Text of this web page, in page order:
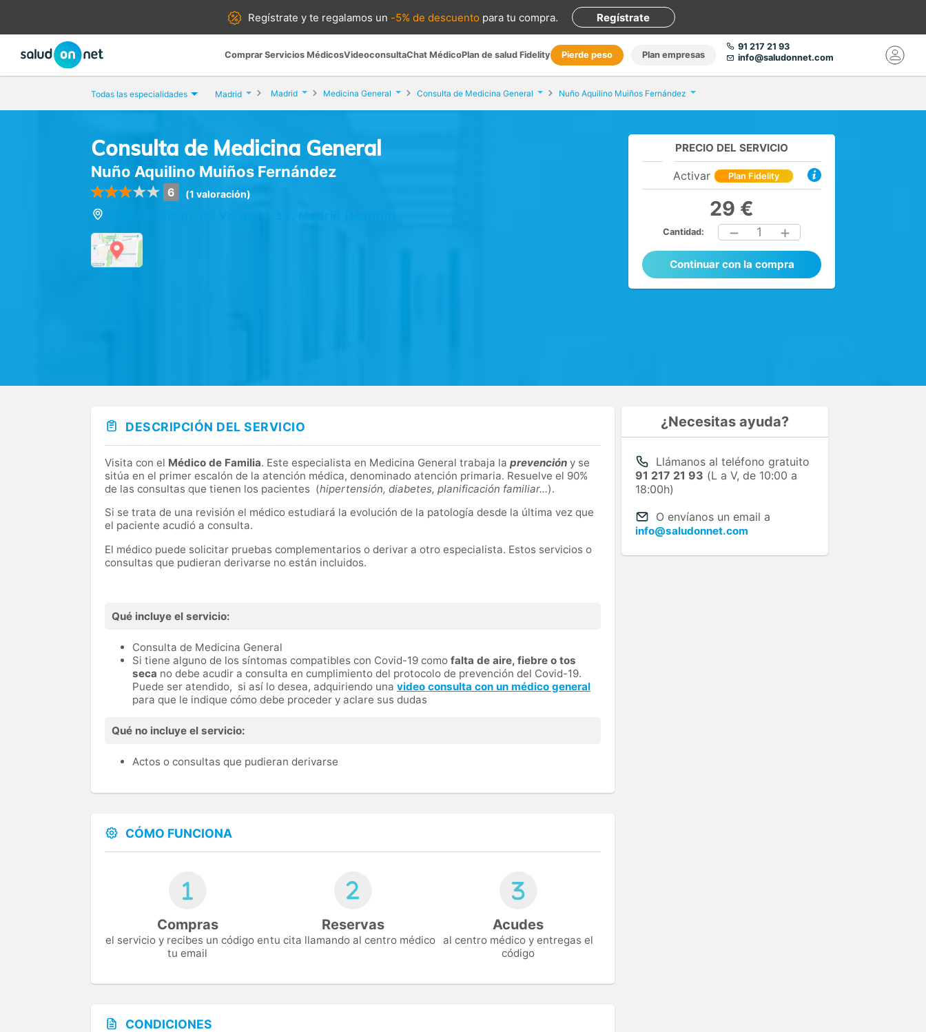
Regístrate yte regalamos un -5% de descuento para tu compra. Regístrate
Comprar Servicios MédicosVideoconsultaChat MédicoPlan de salud Fidelity Pierde peso Plan empresas
91 217 21 93
info@saludonnet.com
Todas las especialidades Madrid Madrid Medicina General Consulta de Medicina General Nuño Aquilino Muiños Fernández
Consulta de Medicina General
Nuño Aquilino Muiños Fernández
6 (1 valoración)
PRECIO DEL SERVICIO
Activar Plan Fidelity
29 €
Cantidad: 1
Continuar con la compra
DESCRIPCIÓN DEL SERVICIO
Visita con el Médico de Familia. Este especialista en Medicina General trabaja la prevención y se
sitúa en el primer escalón de la atención médica, denominado atención primaria. Resuelve el 90%
de las consultas que tienen los pacientes (hipertensión, diabetes, planificación familiar...).
Si se trata de una revisión el médico estudiará la evolución de la patología desde la última vez que
el paciente acudió a consulta.
El médico puede solicitar pruebas complementarios o derivar a otro especialista. Estos servicios o
consultas que pudieran derivarse no están incluidos.
Qué incluye el servicio:
Consulta de Medicina General
Si tiene alguno de los síntomas compatibles con Covid-19 como falta de aire, fiebre o tos
seca no debe acudir a consulta en cumplimiento del protocolo de prevención del Covid-19.
Puede ser atendido, si así lo desea, adquiriendo una video consulta con un médico general
para que le indique cómo debe proceder y aclare sus dudas
Qué no incluye el servicio:
Actos o consultas que pudieran derivarse
CÓMO FUNCIONA
Compras
el servicio y recibes un código en
tu email
Reservas
tu cita llamando al centro médico
Acudes
al centro médico y entregas el
código
CONDICIONES
¿Necesitas ayuda?
Llámanos al teléfono gratuito
91 217 21 93 (L a V, de 10:00 a
18:00h)
O envíanos un email a
info@saludonnet.com